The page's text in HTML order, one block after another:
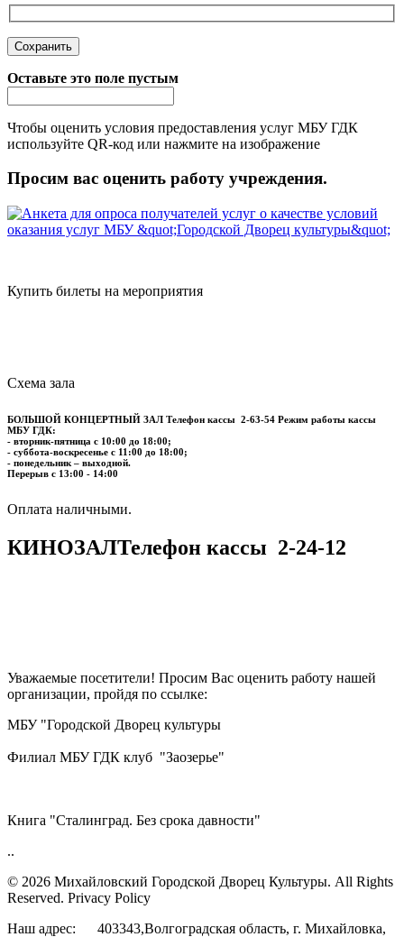
Оставьте это поле пустым
Чтобы оценить условия предоставления услуг МБУ ГДК
используйте QR-код или нажмите на изображение
Просим вас оценить работу учреждения.
Купить билеты на мероприятия
Схема зала
БОЛЬШОЙ КОНЦЕРТНЫЙ ЗАЛ Телефон кассы 2-63-54 Режим работы кассы
МБУ ГДК:
- вторник-пятница с 10:00 до 18:00;
- суббота-воскресенье с 11:00 до 18:00;
- понедельник – выходной.
Перерыв с 13:00 - 14:00
​​​​​​​Оплата наличными.
КИНОЗАЛТелефон кассы 2-24-12
Уважаемые посетители! Просим Вас оценить работу нашей
организации, пройдя по ссылке:
МБУ "Городской Дворец культуры
Филиал МБУ ГДК клуб "Заозерье"
Книга "Сталинград. Без срока давности"
..
© 2026 Михайловский Городской Дворец Культуры. All Rights
Reserved. Privacy Policy
Наш адрес: 403343,Волгоградская область, г. Михайловка,